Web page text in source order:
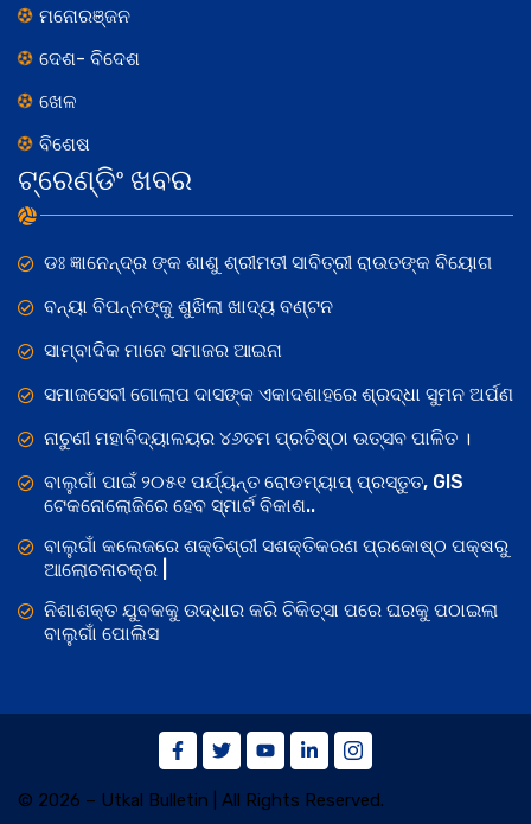
ମନୋରଞ୍ଜନ
ଦେଶ- ବିଦେଶ
ଖେଳ
ବିଶେଷ
ଟ୍ରେଣ୍ଡିଂ ଖବର
ଡଃ ଜ୍ଞାନେନ୍ଦ୍ର ଙ୍କ ଶାଶୁ ଶ୍ରୀମତୀ ସାବିତ୍ରୀ ରାଉତଙ୍କ ବିୟୋଗ
ବନ୍ୟା ବିପନ୍ନଙ୍କୁ ଶୁଖିଲା ଖାଦ୍ୟ ବଣ୍ଟନ
ସାମ୍ବାଦିକ ମାନେ ସମାଜର ଆଇନା
ସମାଜସେବୀ ଗୋଲାପ ଦାସଙ୍କ ଏକାଦଶାହରେ ଶ୍ରଦ୍ଧା ସୁମନ ଅର୍ପଣ
ନାଚୁଣୀ ମହାବିଦ୍ୟାଳୟର ୪୬ତମ ପ୍ରତିଷ୍ଠା ଉତ୍ସବ ପାଳିତ ।
ବାଲୁଗାଁ ପାଇଁ ୨୦୫୧ ପର୍ଯ୍ୟନ୍ତ ରୋଡମ୍ୟାପ୍ ପ୍ରସ୍ତୁତ, GIS
ଟେକନୋଲୋଜିରେ ହେବ ସ୍ମାର୍ଟ ବିକାଶ..
ବାଲୁଗାଁ କଲେଜରେ ଶକ୍ତିଶ୍ରୀ ସଶକ୍ତିକରଣ ପ୍ରକୋଷ୍ଠ ପକ୍ଷରୁ
ଆଲୋଚନାଚକ୍ର |
ନିଶାଶକ୍ତ ଯୁବକକୁ ଉଦ୍ଧାର କରି ଚିକିତ୍ସା ପରେ ଘରକୁ ପଠାଇଲା
ବାଲୁଗାଁ ପୋଲିସ
© 2026 – Utkal Bulletin | All Rights Reserved.